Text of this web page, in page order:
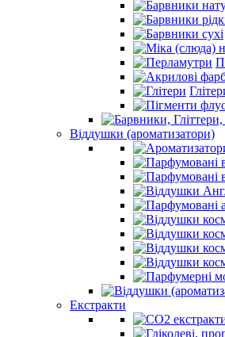
Віддушки (ароматизатори)
Екстракти